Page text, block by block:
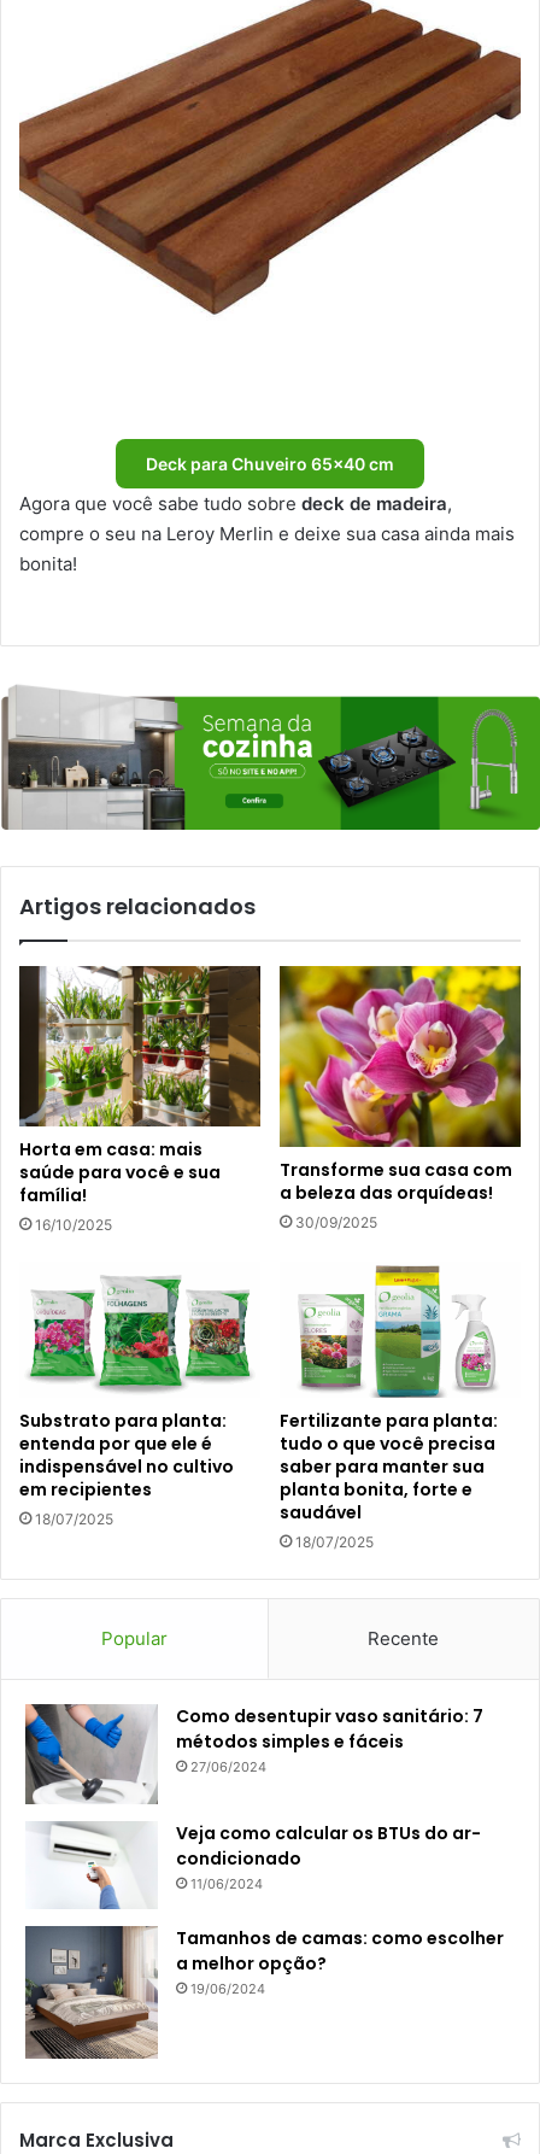
Deck para Chuveiro 65×40 cm
Agora que você sabe tudo sobre deck de madeira,
compre o seu na Leroy Merlin e deixe sua casa ainda mais
bonita!
Artigos relacionados
Horta em casa: mais
saúde para você e sua
família!
16/10/2025
Transforme sua casa com
a beleza das orquídeas!
30/09/2025
Substrato para planta:
entenda por que ele é
indispensável no cultivo
em recipientes
18/07/2025
Fertilizante para planta:
tudo o que você precisa
saber para manter sua
planta bonita, forte e
saudável
18/07/2025
Popular Recente
Como desentupir vaso sanitário: 7
métodos simples e fáceis
27/06/2024
Veja como calcular os BTUs do ar-
condicionado
11/06/2024
Tamanhos de camas: como escolher
a melhor opção?
19/06/2024
Marca Exclusiva